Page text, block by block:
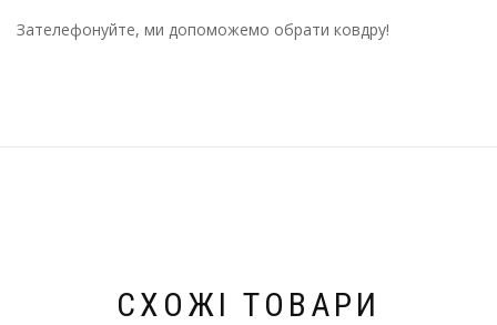
Зателефонуйте, ми допоможемо обрати ковдру!
СХОЖІ ТОВАРИ